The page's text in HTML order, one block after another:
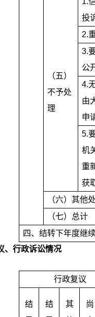
（五）
不予处
理
投
2.
3.
公
4.
由
申
5.
机
重
获
（六）其他
（七）总计
四、结转下年度继
、行政诉讼情况
行政复议
结
结
其
尚